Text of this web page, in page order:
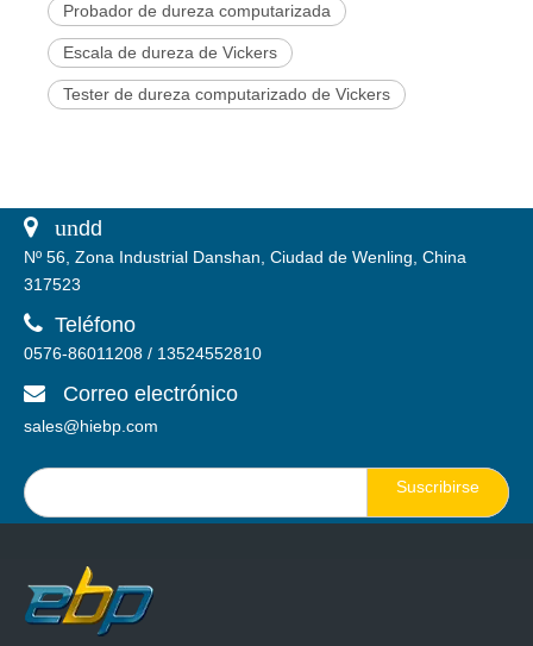
Probador de dureza computarizada
Escala de dureza de Vickers
Tester de dureza computarizado de Vickers
 undd
Nº 56, Zona Industrial Danshan, Ciudad de Wenling, China
317523
 Teléfono
0576-86011208 / 13524552810
 Correo electrónico
sales@hiebp.com
Suscribirse